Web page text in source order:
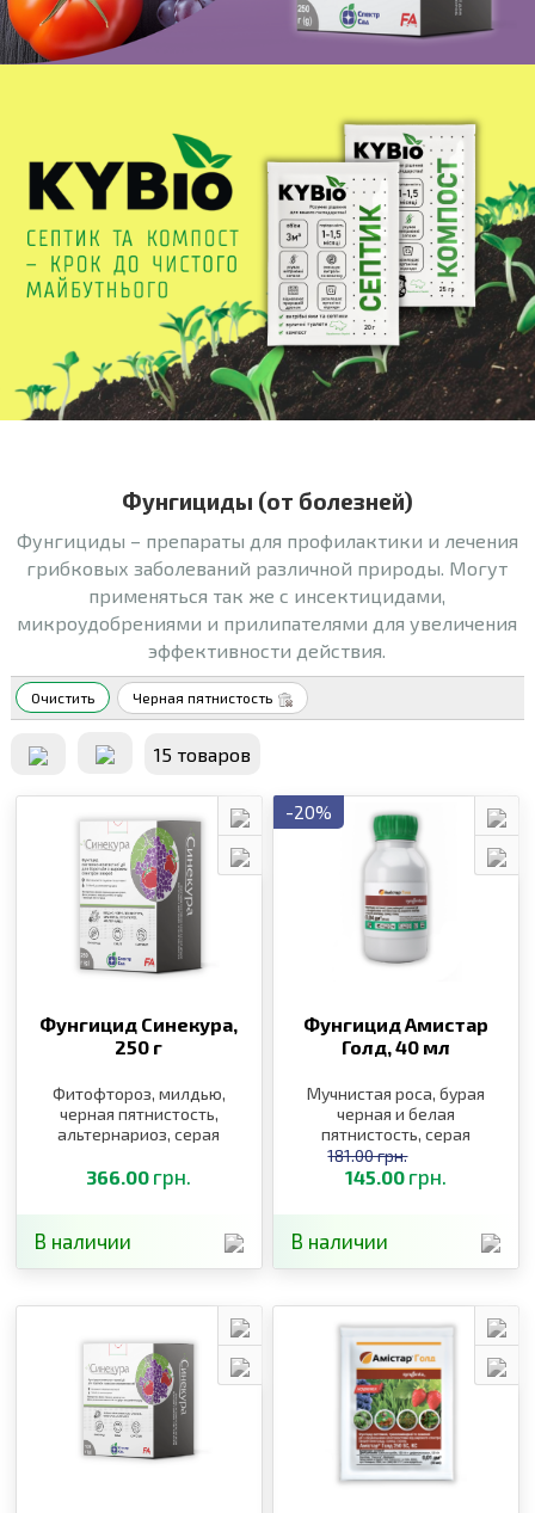
Фунгициды (от болезней)
Фунгициды – препараты для профилактики и лечения
грибковых заболеваний различной природы. Могут
применяться так же с инсектицидами,
микроудобрениями и прилипателями для увеличения
эффективности действия.
Очистить Черная пятнистость
15 товаров
Фунгицид Синекура,
250 г
Фитофтороз, милдью,
черная пятнистость,
альтернариоз, серая
366.00 грн.
В наличии
-20%
Фунгицид Амистар
Голд,40 мл
Мучнистая роса, бурая
черная и белая
пятнистость, серая
гниль, милдью, оидиум,
краснуха, ржавчина,
милдью, оидиум,
145.00 грн.
181.00 грн.
В наличии